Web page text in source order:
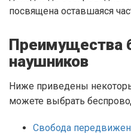
посвящена оставшаяся
Преимущества
наушников
Ниже приведены
можете выбрать
Свобода